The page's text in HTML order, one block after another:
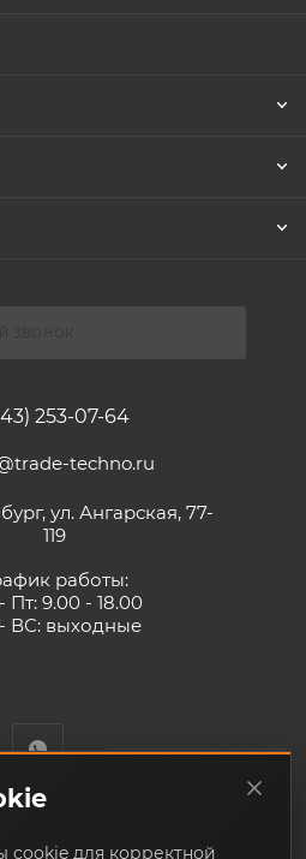
253-07-64
techno.ru
ул. Ангарская, 77-
119
работы:
Пт: 9.00 - 18.00
ВС: выходные
для корректной